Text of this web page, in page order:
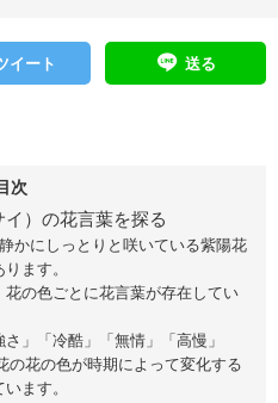
イート 送る
次
）の花言葉を探る
かにしっとりと咲いている紫陽花
ます。
の色ごとに花言葉が存在してい
」「冷酷」「無情」「高慢」
の花の色が時期によって変化する
ます。